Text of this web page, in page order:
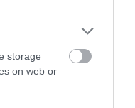
storage
on web or